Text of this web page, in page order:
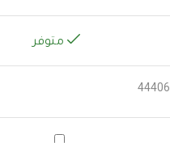
متوفر
44406